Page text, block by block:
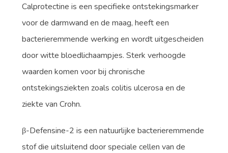
Calprotectine is een specifieke ontstekingsmarker
voor de darmwand en de maag, heeft een
bacterieremmende werking en wordt uitgescheiden
door witte bloedlichaampjes. Sterk verhoogde
waarden komen voor bij chronische
ontstekingsziekten zoals colitis ulcerosa en de
ziekte van Crohn.
β-Defensine-2 is een natuurlijke bacterieremmende
stof die uitsluitend door speciale cellen van de